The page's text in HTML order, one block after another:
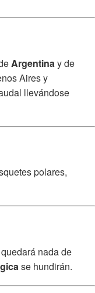
Argentinay de
Aires y
llevándose
polares,
nada de
se hundirán.